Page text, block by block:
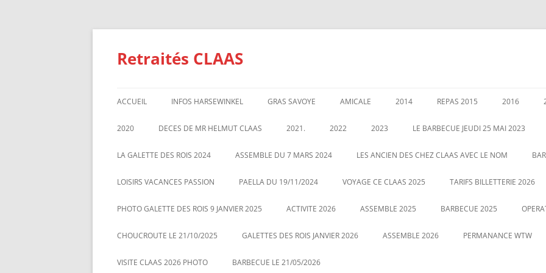
Aller
Retraités CLAAS
ACCUEIL INFOS HARSEWINKEL
ACTIVITE 2025
TARIFS BILLETTERIE AU 01/1/2025
GRAS SAVOYE
LES PERMANENCES GARANTIES AU 1 JANVIER 2020
AMICALE
CRÉATION DE AMICALE
POUR NOUS CONTACTER
2014
ASSEMBLEE 2014
COUSCOUS EN 2014
REPAS 2015 2016
GALETTE
CENTRALE
2020
GALETTE DES ROIS 2020
ASSEMBLÉ DES RETRAITÉS LE 5
DECES DE MR HELMUT CLAAS 2021. 2022
ASSEMBLE 2022
LE 21 MAI 2022 BARBECUE PHOTO
PHOTO POUR AGRANDIR
2023
GALETTE DES ROIS LE 12 JANVIER
LE BARBECUE JEUDI 25 MAI 2023
LA GALETTE DES ROIS 2024 ASSEMBLE DU 7 MARS 2024 LES ANCIEN DES CHEZ CLAAS AVEC LE NOM
LOISIRS VACANCES PASSION PAELLA DU 19/11/2024 VOYAGE CE CLAAS 2025 TARIFS BILLETTERIE 2026
PHOTO GALETTE DES ROIS 9 JANVIER 2025 ACTIVITE 2026 ASSEMBLE 2025 BARBECUE 2025
CHOUCROUTE LE 21/10/2025 GALETTES DES ROIS JANVIER 2026 ASSEMBLE 2026 PERMANANCE WTW
VISITE CLAAS 2026 PHOTO BARBECUE LE 21/05/2026